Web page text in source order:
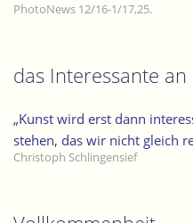
PhotoNews 12/16-1/17,25.
das Interessante an
„Kunst wird erst dann
stehen, das wir nicht gleich
Christoph Schlingensief